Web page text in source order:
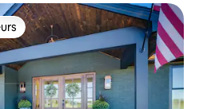
les plus appréciés